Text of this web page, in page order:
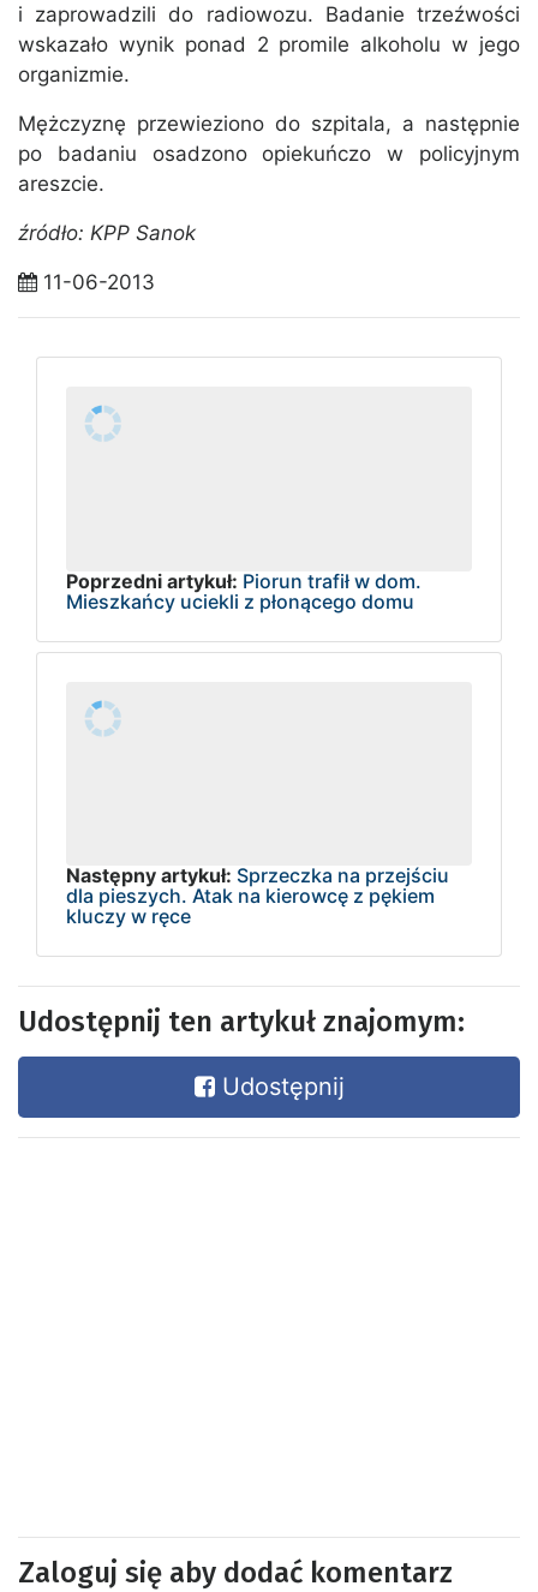
i zaprowadzili do radiowozu. Badanie trzeźwości
wskazało wynik ponad 2 promile alkoholu w jego
organizmie.
Mężczyznę przewieziono do szpitala, a następnie
po badaniu osadzono opiekuńczo w policyjnym
areszcie.
źródło: KPP Sanok
11-06-2013
Poprzedni artykuł: Piorun trafił w dom.
Mieszkańcy uciekli z płonącego domu
Następny artykuł: Sprzeczka na przejściu
dla pieszych. Atak na kierowcę z pękiem
kluczy w ręce
Udostępnij ten artykuł znajomym:
Udostępnij
Zaloguj się aby dodać komentarz